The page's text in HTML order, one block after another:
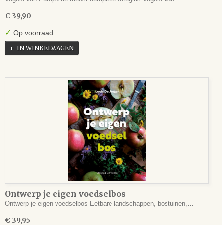
€ 39,90
✓ Op voorraad
IN WINKELWAGEN
Ontwerp je eigen voedselbos
Ontwerp je eigen voedselbos Eetbare landschappen, bostuinen,…
€ 39,95